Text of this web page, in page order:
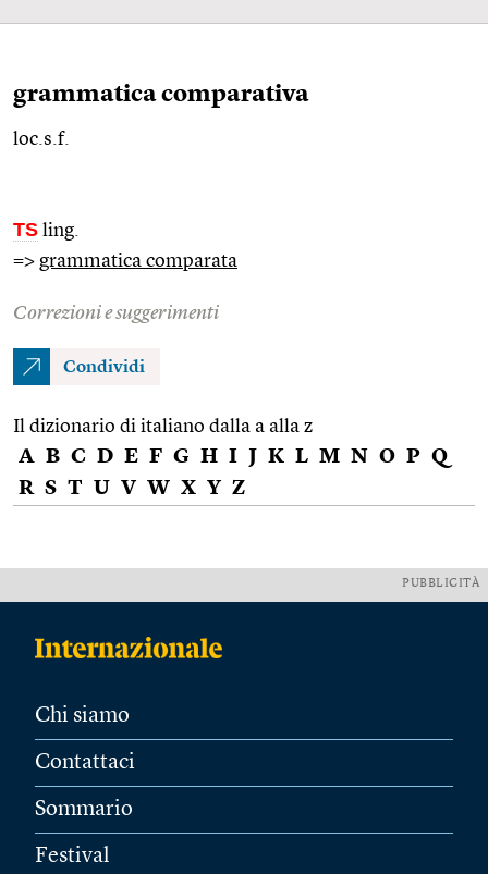
grammatica comparativa
loc.s.f.
TS ling.
=> grammatica comparata
Correzioni e suggerimenti
Condividi
Il dizionario di italiano dalla a alla z
A B C D E F G H I J K L M N O P Q
R S T U V W X Y Z
PUBBLICITÀ
Chi siamo
Contattaci
Sommario
Festival